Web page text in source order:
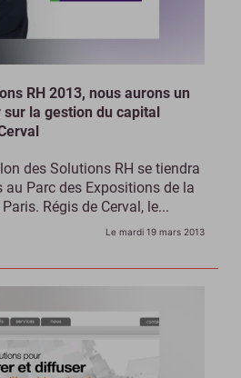
RH 2013, nous aurons un
la gestion du capital
des Solutions RH se tiendra
au Parc des Expositions de la
Régis de Cerval, le...
Le mardi 19 mars 2013